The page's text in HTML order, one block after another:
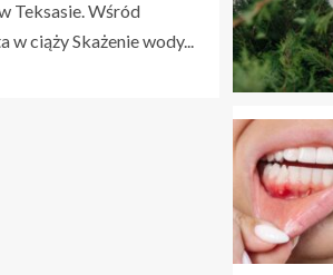
Teksasie. Wśród
ciąży Skażenie wody...